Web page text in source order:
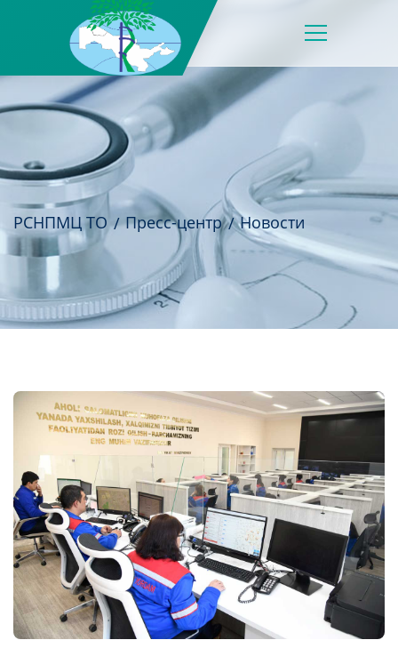
РСНПМЦ ТО Пресс-центр Новости